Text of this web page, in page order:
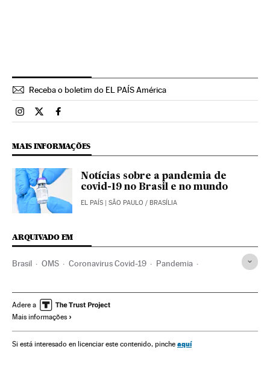
Receba o boletim do EL PAÍS América
Brasil El País Brasil en Instagram
Brasil El País Brasil en Twitter
Brasil El País Brasil en Facebook
MAIS INFORMAÇÕES
Notícias sobre a pandemia de
covid-19 no Brasil e no mundo
EL PAÍS | SÃO PAULO / BRASÍLIA
ARQUIVADO EM
Brasil OMS Coronavirus Covid-19 Pandemia
Ministério Saúde Jair Bolsonaro
Crisis económica coronavirus covid-19
Adere a
Mais informações
Si está interesado en licenciar este contenido, pinche aquí